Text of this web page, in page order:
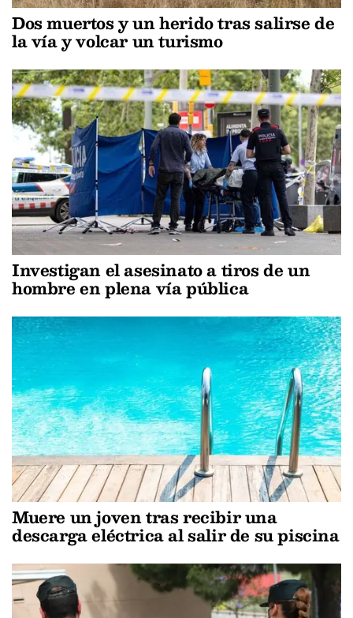
Dos muertos y un herido tras salirse de
la vía y volcar un turismo
Investigan el asesinato a tiros de un
hombre en plena vía pública
Muere un joven tras recibir una
descarga eléctrica al salir de su piscina